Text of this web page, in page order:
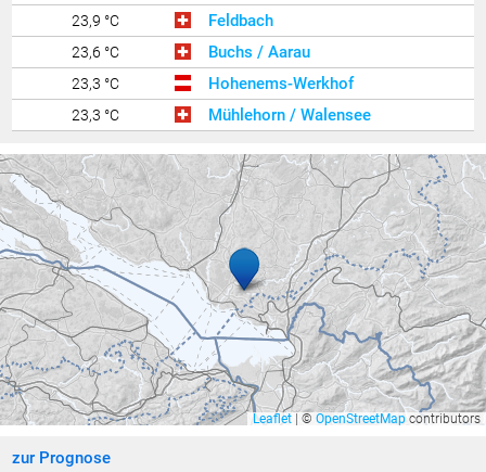
23,9 °C Feldbach
23,6 °C Buchs / Aarau
23,3 °C Hohenems-Werkhof
23,3 °C Mühlehorn / Walensee
23,2 °C Klaus
23,1 °C Wolfurt
23,0 °C Zürich / Affoltern
23,0 °C Lachen / Galgenen
22,9 °C Riedt bei Erlen
22,9 °C Feldkirch Gisingen
22,8 °C Bregenz Mehrerau
22,8 °C Widnau
22,8 °C Götzis
22,8 °C
Leaflet © OpenStreetMap contributors
zur Prognose